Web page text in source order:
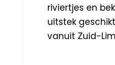
riviertjes en
uitstek
vanuit Zuid-